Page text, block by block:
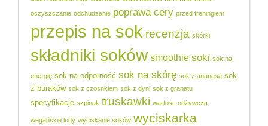
oczyszczanie odchudzanie poprawa cery przed treningiem
przepis na sok recenzja skórki
składniki soków smoothie soki sok na
energię sok na odporność sok na skórę sok z ananasa sok
z buraków sok z czosnkiem sok z dyni sok z granatu
specyfikacje szpinak truskawki wartośc odżywcza
wegańskie lody wyciskanie soków wyciskarka